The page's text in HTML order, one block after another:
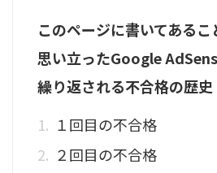
このページに書いてあるこ
思い立ったGoogle
繰り返される不合格の歴史
１回目の不合格
２回目の不合格